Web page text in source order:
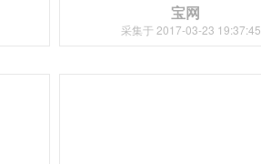
宝网
采集于 2017-03-23 19:37:45